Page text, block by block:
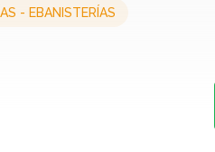
- EBANISTERÍAS